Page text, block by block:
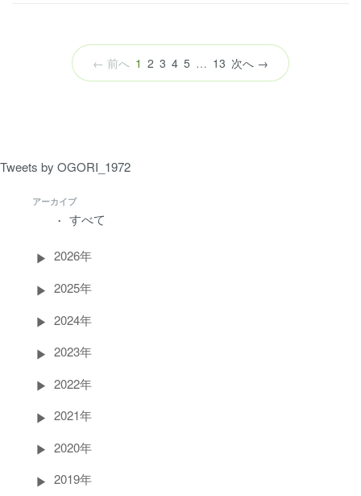
Tweets by OGORI_1972
アーカイブ
すべて
2026年
2025年
2024年
2023年
2022年
2021年
2020年
2019年
← 前へ 1 （こ
の
2 3 4 5 … 13 次へ →